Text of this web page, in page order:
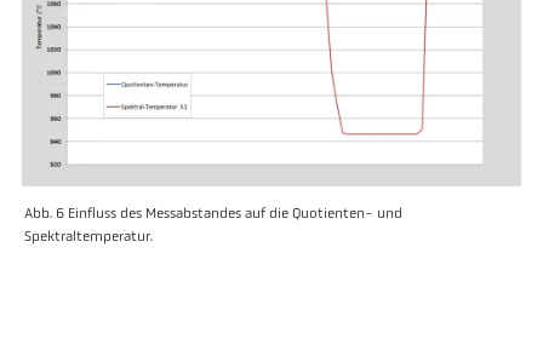
Abb. 6 Einfluss des Messabstandes auf die Quotienten- und
Spektraltemperatur.